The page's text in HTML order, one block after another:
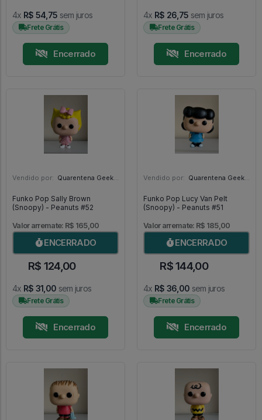
4x R$ 54,75 sem juros
Frete Grátis
Encerrado
4x R$ 26,75 sem juros
Frete Grátis
Encerrado
Vendido por: Quarentena Geek Store - SP
Funko Pop Sally Brown
(Snoopy) - Peanuts #52
Valor arremate: R$ 165,00
ENCERRADO
R$ 124,00
4x R$ 31,00 sem juros
Frete Grátis
Encerrado
Vendido por: Quarentena Geek Store - SP
Funko Pop Lucy Van Pelt
(Snoopy) - Peanuts #51
Valor arremate: R$ 185,00
ENCERRADO
R$ 144,00
4x R$ 36,00 sem juros
Frete Grátis
Encerrado